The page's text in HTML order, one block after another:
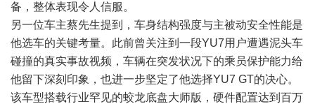
备，整体表现令人信服。
另一位车主蔡先生提到，车身结构强度与主被动安全性能是
他选车的关键考量。此前曾关注到一段YU7用户遭遇泥头车
碰撞的真实事故视频，车辆在突发状况下的乘员保护能力给
他留下深刻印象，也进一步坚定了他选择YU7 GT的决心。
该车型搭载行业罕见的蛟龙底盘大师版，硬件配置达到百万